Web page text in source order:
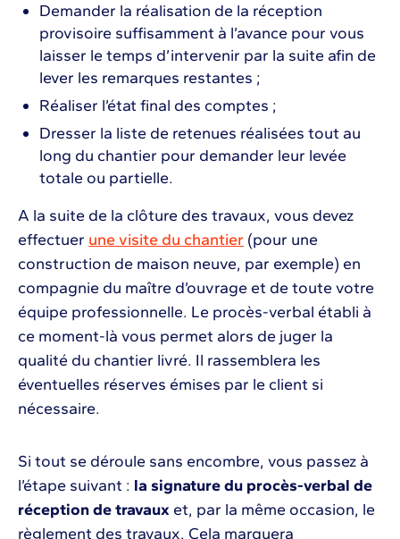
Demander la réalisation de la réception
provisoire suffisamment à l’avance pour vous
laisser le temps d’intervenir par la suite afin de
lever les remarques restantes ;
Réaliser l’état final des comptes ;
Dresser la liste de retenues réalisées tout au
long du chantier pour demander leur levée
totale ou partielle.
A la suite de la clôture des travaux, vous devez
effectuer une visite du chantier (pour une
construction de maison neuve, par exemple) en
compagnie du maître d’ouvrage et de toute votre
équipe professionnelle. Le procès-verbal établi à
ce moment-là vous permet alors de juger la
qualité du chantier livré. Il rassemblera les
éventuelles réserves émises par le client si
nécessaire.
Si tout se déroule sans encombre, vous passez à
l’étape suivant : la signature du procès-verbal de
réception de travaux et, par la même occasion, le
règlement des travaux. Cela marquera